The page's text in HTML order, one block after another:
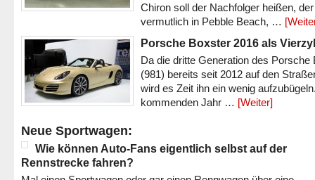
Chiron soll der Nachfolger heißen, der
vermutlich in Pebble Beach, …
Porsche Boxster 2016 als
Da die dritte Generation des Porsche
(981) bereits seit 2012 auf den
wird es Zeit ihn ein wenig
kommenden Jahr … [Weiter]
Neue Sportwagen:
Wie können Auto-Fans eigentlich selbst auf der
Rennstrecke fahren?